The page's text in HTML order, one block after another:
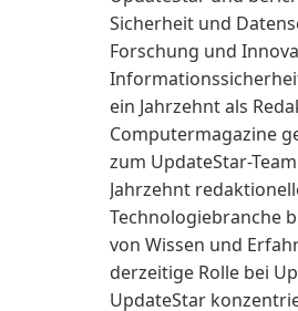
Sicherheit und
Forschung und
ein Jahrzehnt als
Computermagazine
zum UpdateStar-
Jahrzehnt
Technologiebranche
von Wissen und
derzeitige Rolle bei
UpdateStar